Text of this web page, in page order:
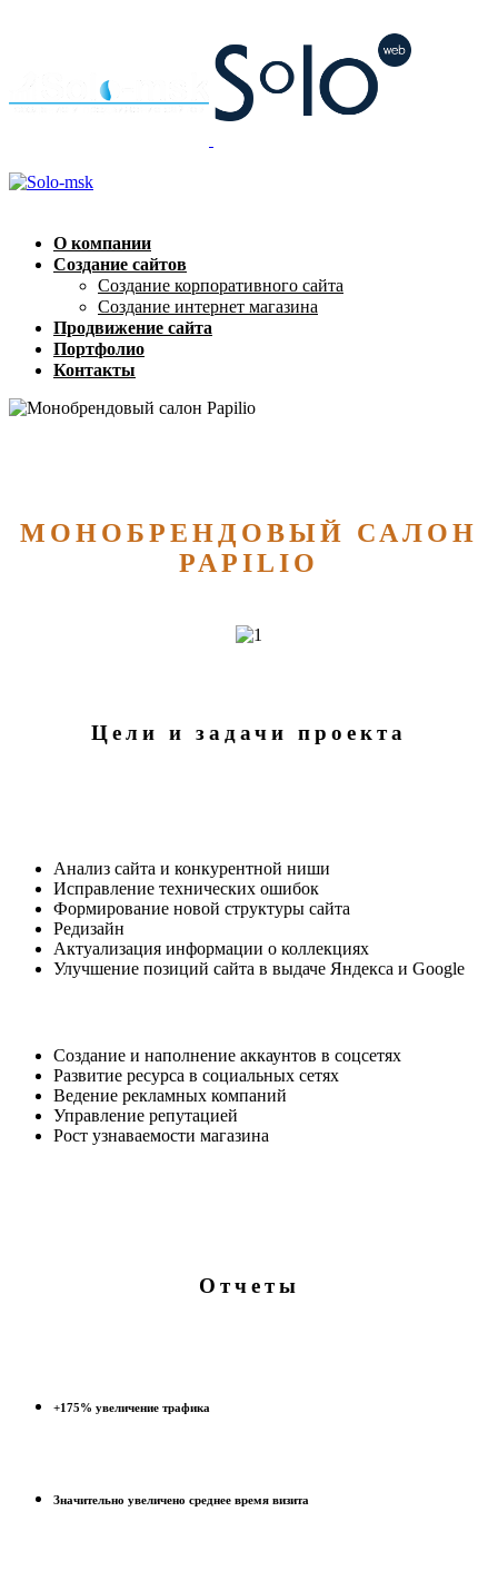
О компании
Создание сайтов
Создание корпоративного сайта
Создание интернет магазина
Продвижение сайта
Портфолио
Контакты
МОНОБРЕНДОВЫЙ САЛОН
PAPILIO
Цели и задачи проекта
Анализ сайта и конкурентной ниши
Исправление технических ошибок
Формирование новой структуры сайта
Редизайн
Актуализация информации о коллекциях
Улучшение позиций сайта в выдаче Яндекса и Google
Создание и наполнение аккаунтов в соцсетях
Развитие ресурса в социальных сетях
Ведение рекламных компаний
Управление репутацией
Рост узнаваемости магазина
Отчеты
+175% увеличение трафика
Значительно увеличено среднее время визита